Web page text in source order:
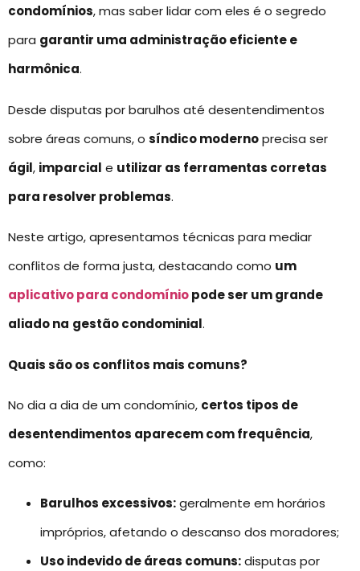
condomínios, mas saber lidar com eles é o segredo
para garantir uma administração eficiente e
harmônica.
Desde disputas por barulhos até desentendimentos
sobre áreas comuns, o síndico modernoprecisa ser
ágil, imparcial e utilizar as ferramentas corretas
para resolver problemas.
Neste artigo, apresentamos técnicas para mediar
conflitos de forma justa, destacando como um
aplicativo para condomíniopode ser um grande
aliado na gestão condominial.
Quais são os conflitos mais comuns?
No dia a dia de um condomínio, certos tipos de
desentendimentos aparecem com frequência,
como:
Barulhos excessivos:geralmente em horários
impróprios, afetando o descanso dos moradores;
Uso indevido de áreas comuns:disputas por